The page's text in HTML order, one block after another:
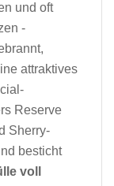
und oft
-
attraktives
Reserve
Sherry-
besticht
voll